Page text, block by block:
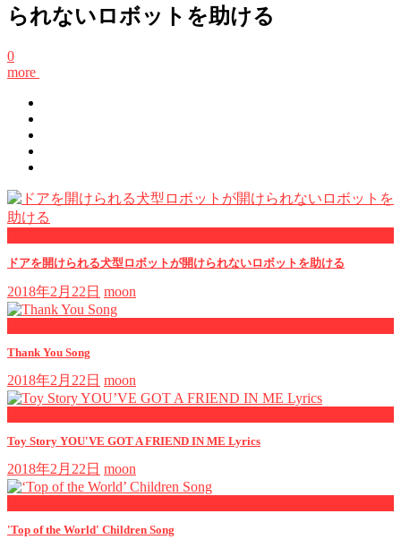
られないロボットを助ける
0
more
ドアを開けられる犬型ロボットが開けられないロボットを助ける
2018年2月22日 moon
Thank You Song
2018年2月22日 moon
Toy Story YOU'VE GOT A FRIEND IN ME Lyrics
2018年2月22日 moon
'Top of the World' Children Song